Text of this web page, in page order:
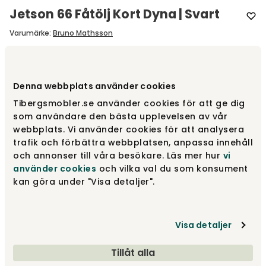
Denna webbplats använder cookies
Tibergsmobler.se använder cookies för att ge dig
som användare den bästa upplevelsen av vår
webbplats. Vi använder cookies för att analysera
trafik och förbättra webbplatsen, anpassa innehåll
och annonser till våra besökare. Läs mer hur vi
använder cookies och vilka val du som konsument
kan göra under "Visa detaljer".
Visa detaljer
Tillåt alla
Jetson 66 Fåtölj Kort Dyna | Svart
Varumärke: Bruno Mathsson
Kort dyna, Nät Svart | Läder Svart
22 215 kr
Fåtal i lager
Lång dyna, Nät Svart | Läder Svart 20 900 kr
24 680 kr
Finns i lager